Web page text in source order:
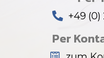
+49 (0)
Per